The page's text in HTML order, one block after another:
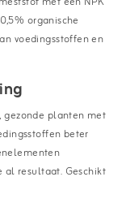
organische
voedingsstoffen en
gezonde planten met
beter
al resultaat. Geschikt